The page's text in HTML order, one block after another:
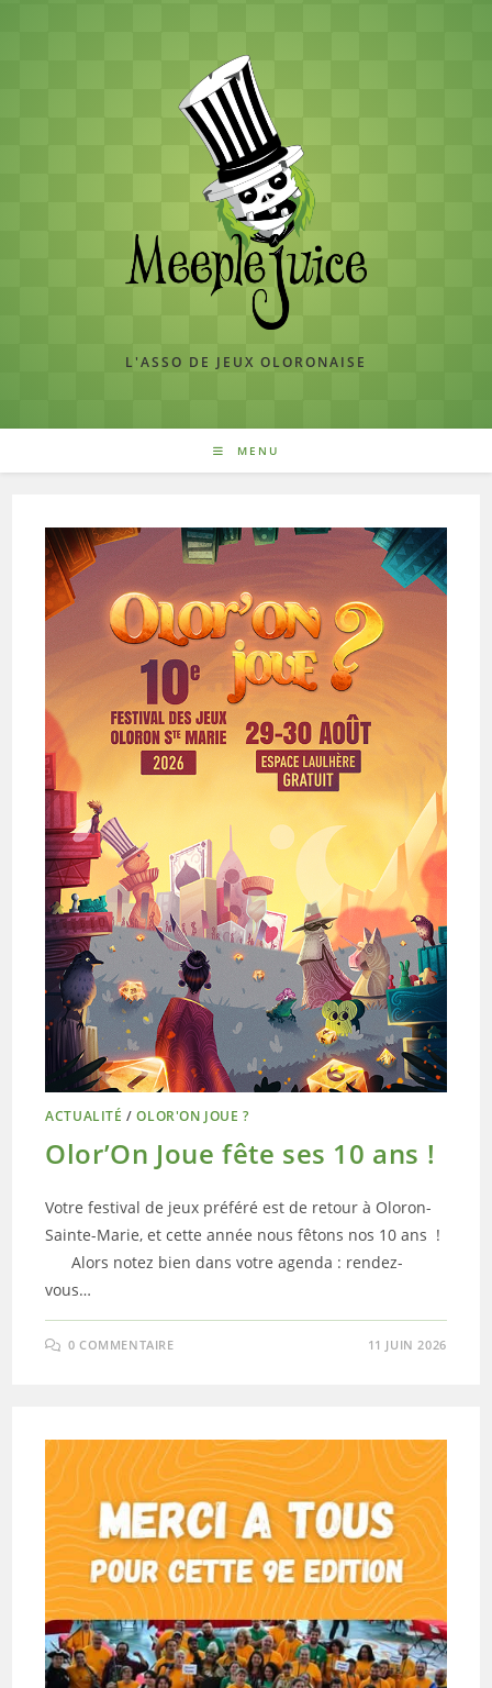
L'ASSO DE JEUX OLORONAISE
MENU
ACTUALITÉ /OLOR'ON JOUE ?
Olor’On Joue fête ses 10 ans !
Votre festival de jeux préféré est de retour à Oloron-
Sainte-Marie, et cette année nous fêtons nos 10 ans !
Alors notez bien dans votre agenda : rendez-
vous…
0 COMMENTAIRE 11 JUIN 2026